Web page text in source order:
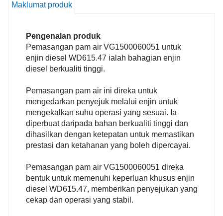
Maklumat produk
Pengenalan produk
Pemasangan pam air VG1500060051 untuk
enjin diesel WD615.47 ialah bahagian enjin
diesel berkualiti tinggi.
Pemasangan pam air ini direka untuk
mengedarkan penyejuk melalui enjin untuk
mengekalkan suhu operasi yang sesuai. Ia
diperbuat daripada bahan berkualiti tinggi dan
dihasilkan dengan ketepatan untuk memastikan
prestasi dan ketahanan yang boleh dipercayai.
Pemasangan pam air VG1500060051 direka
bentuk untuk memenuhi keperluan khusus enjin
diesel WD615.47, memberikan penyejukan yang
cekap dan operasi yang stabil.